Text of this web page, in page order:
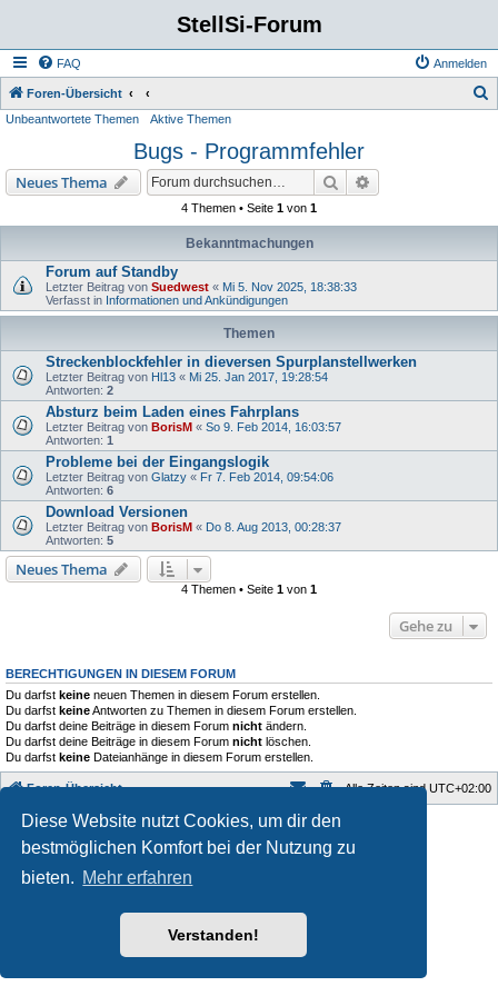
Diese Website nutzt Cookies, um dir den
bestmöglichen Komfort bei der Nutzung zu
bieten. Mehr erfahren
Verstanden!
StellSi-Forum
FAQ Anmelden
Foren-Übersicht
Unbeantwortete Themen Aktive Themen
Bugs - Programmfehler
Neues Thema Suche
4 Themen • Seite 1 von 1
Bekanntmachungen
Forum auf Standby
Letzter Beitrag von Suedwest « Mi 5. Nov 2025, 18:38:33
Verfasst in Informationen und Ankündigungen
Themen
Streckenblockfehler in dieversen Spurplanstellwerken
Letzter Beitrag von Hl13 « Mi 25. Jan 2017, 19:28:54
Antworten: 2
Absturz beim Laden eines Fahrplans
Letzter Beitrag von BorisM « So 9. Feb 2014, 16:03:57
Antworten: 1
Probleme bei der Eingangslogik
Letzter Beitrag von Glatzy « Fr 7. Feb 2014, 09:54:06
Antworten: 6
Download Versionen
Letzter Beitrag von BorisM « Do 8. Aug 2013, 00:28:37
Antworten: 5
Neues Thema
4 Themen • Seite 1 von 1
Gehe zu
BERECHTIGUNGEN IN DIESEM FORUM
Du darfst keine neuen Themen in diesem Forum erstellen.
Du darfst keineAntworten zu Themen in diesem Forum erstellen.
Du darfst deine Beiträge in diesem Forum nicht ändern.
Du darfst deine Beiträge in diesem Forum nicht löschen.
Du darfst keine Dateianhänge in diesem Forum erstellen.
Foren-Übersicht Alle Zeiten sindUTC+02:00
Style developer by Zuma Portal,
Deutsche Übersetzung durchphpBB.de
Datenschutz